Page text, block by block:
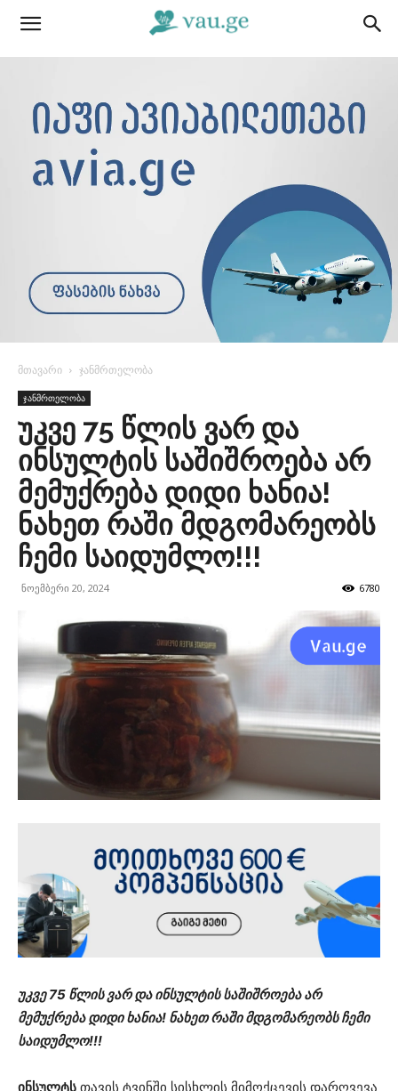
მთავარი ჯანმრთელობა
ჯანმრთელობა
უკვე 75 წლის ვარ და
ინსულტის საშიშროება არ
მემუქრება დიდი ხანია!
ნახეთ რაში მდგომარეობს
ჩემი საიდუმლო!!!
ნოემბერი 20, 2024 6780
უკვე 75 წლის ვარ და ინსულტის საშიშროება არ
მემუქრება დიდი ხანია! ნახეთ რაში მდგომარეობს ჩემი
საიდუმლო!!!
ინსულტს თავის ტვინში სისხლის მიმოქცევის დარღვევა